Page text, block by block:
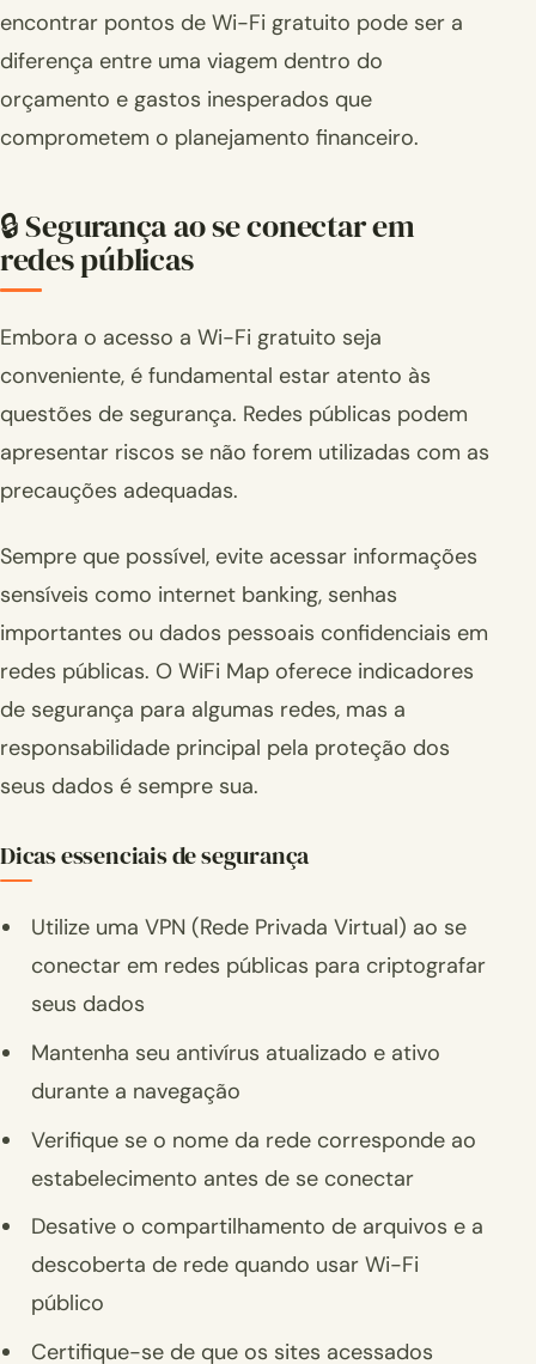
encontrar pontos de Wi-Fi gratuito pode ser a
diferença entre uma viagem dentro do
orçamento e gastos inesperados que
comprometem o planejamento financeiro.
🔒 Segurança ao se conectar em
redes públicas
Embora o acesso a Wi-Fi gratuito seja
conveniente, é fundamental estar atento às
questões de segurança. Redes públicas podem
apresentar riscos se não forem utilizadas com as
precauções adequadas.
Sempre que possível, evite acessar informações
sensíveis como internet banking, senhas
importantes ou dados pessoais confidenciais em
redes públicas. O WiFi Map oferece indicadores
de segurança para algumas redes, mas a
responsabilidade principal pela proteção dos
seus dados é sempre sua.
Dicas essenciais de segurança
Utilize uma VPN (Rede Privada Virtual) ao se
conectar em redes públicas para criptografar
seus dados
Mantenha seu antivírus atualizado e ativo
durante a navegação
Verifique se o nome da rede corresponde ao
estabelecimento antes de se conectar
Desative o compartilhamento de arquivos e a
descoberta de rede quando usar Wi-Fi
público
Certifique-se de que os sites acessados